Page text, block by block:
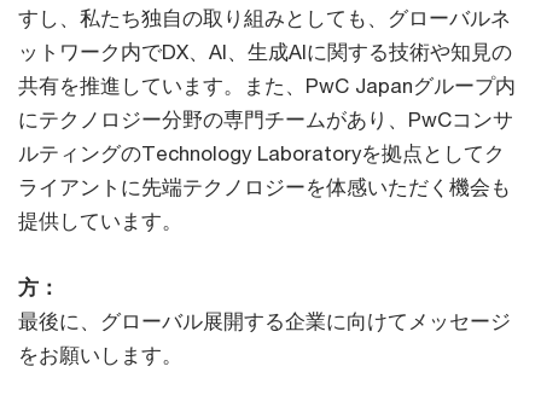
すし、私たち独自の取り組みとしても、グローバルネ
ットワーク内でDX、AI、生成AIに関する技術や知見の
共有を推進しています。また、PwC Japanグループ内
にテクノロジー分野の専門チームがあり、PwCコンサ
ルティングのTechnology Laboratoryを拠点としてク
ライアントに先端テクノロジーを体感いただく機会も
提供しています。
方：
最後に、グローバル展開する企業に向けてメッセージ
をお願いします。